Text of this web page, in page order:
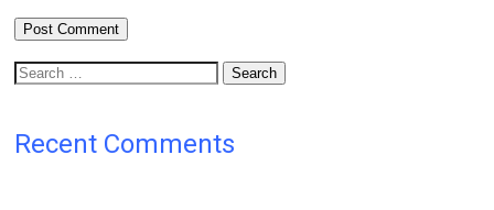
Search
Recent Comments